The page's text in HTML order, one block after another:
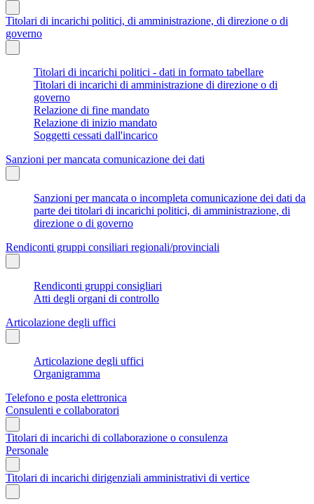
Titolari di incarichi politici, di amministrazione, di direzione o di
governo
Titolari di incarichi politici - dati in formato tabellare
Titolari di incarichi di amministrazione di direzione o di
governo
Relazione di fine mandato
Relazione di inizio mandato
Soggetti cessati dall'incarico
Sanzioni per mancata comunicazione dei dati
Sanzioni per mancata o incompleta comunicazione dei dati da
parte dei titolari di incarichi politici, di amministrazione, di
direzione o di governo
Rendiconti gruppi consiliari regionali/provinciali
Rendiconti gruppi consigliari
Atti degli organi di controllo
Articolazione degli uffici
Articolazione degli uffici
Organigramma
Telefono e posta elettronica
Consulenti e collaboratori
Titolari di incarichi di collaborazione o consulenza
Personale
Titolari di incarichi dirigenziali amministrativi di vertice